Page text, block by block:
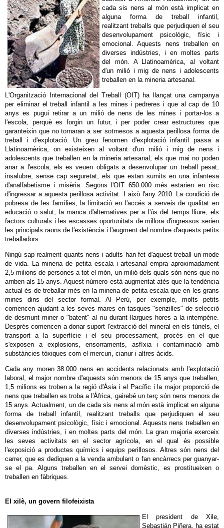
cada sis nens al món està implicat en
alguna forma de treball infantil,
realitzant treballs que perjudiquen el seu
desenvolupament psicològic, físic i
emocional. Aquests nens treballen en
diverses indústries, i en moltes parts
del món. A Llatinoamèrica, al voltant
d'un milió i mig de nens i adolescents
treballen en la mineria artesanal.
L'Organització Internacional del Treball (OIT) ha llançat una campanya
per eliminar el treball infantil a les mines i pedreres i que al cap de 10
anys es pugui retirar a un milió de nens de les mines i portar-los a
l'escola, perquè es forgin un futur, i per poder crear estructures que
garanteixin que no tornaran a ser sotmesos a aquesta perillosa forma de
treball i d'explotació. Un greu fenomen d'explotació infantil passa a
Llatinoamèrica, on existeixen al voltant d'un milió i mig de nens i
adolescents que treballen en la mineria artesanal, els que mai no poden
anar a l'escola, els es veuen obligats a desenvolupar un treball pesat,
insalubre, sense cap seguretat, els que estan sumits en una infantesa
d'analfabetisme i misèria. Segons l'OIT 650.000 més estarien en risc
d'ingressar a aquesta perillosa activitat. I això l'any 2010. La condició de
pobresa de les famílies, la limitació en l'accés a serveis de qualitat en
educació o salut, la manca d'alternatives per a l'ús del temps lliure, els
factors culturals i les escasses oportunitats de millora d'ingressos serien
les principals raons de l'existència i l'augment del nombre d'aquests petits
treballadors.
Ningú sap realment quants nens i adults han fet d'aquest treball un mode
de vida. La mineria de petita escala i artesanal empra aproximadament
2,5 milions de persones a tot el món, un milió dels quals són nens que no
arriben als 15 anys. Aquest número està augmentat atès que la tendència
actual és de treballar més en la mineria de petita escala que en les grans
mines dins del sector formal. Al Perú, per exemple, molts petits
comencen ajudant a les seves mares en tasques "senzilles" de selecció
de desmunt miner o "batent" al riu durant llargues hores a la intempèrie.
Després comencen a donar suport l'extracció del mineral en els túnels, el
transport a la superfície i el seu processament, procés en el que
s'exposen a explosions, ensorraments, asfíxia i contaminació amb
substàncies tòxiques com el mercuri, cianur i altres àcids.
Cada any moren 38.000 nens en accidents relacionats amb l'explotació
laboral, el major nombre d'aquests són menors de 15 anys que treballen,
1,5 milions es troben a la regió d'Àsia i el Pacífic i la major proporció de
nens que treballen es troba a l'Àfrica, gairebé un terç són nens menors de
15 anys. Actualment, un de cada sis nens al món està implicat en alguna
forma de treball infantil, realitzant treballs que perjudiquen el seu
desenvolupament psicològic, físic i emocional. Aquests nens treballen en
diverses indústries, i en moltes parts del món. La gran majoria exerceix
les seves activitats en el sector agrícola, en el qual és possible
l'exposició a productes químics i equips perillosos. Altres són nens del
carrer, que es dediquen a la venda ambulant o fan encàrrecs per guanyar-
se el pa. Alguns treballen en el servei domèstic, es prostitueixen o
treballen en fàbriques.
El xilè, un govern filofeixista
El president de Xile,
Sebastián Piñera, ha estat